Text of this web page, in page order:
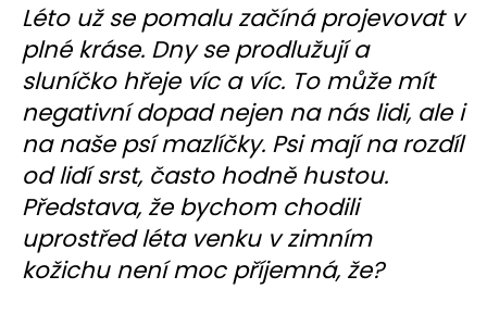
Léto už se pomalu začíná projevovat v
plné kráse. Dny se prodlužují a
sluníčko hřeje víc a víc. To může mít
negativní dopad nejen na nás lidi, ale i
na naše psí mazlíčky. Psi mají na rozdíl
od lidí srst, často hodně hustou.
Představa, že bychom chodili
uprostřed léta venku v zimním
kožichu není moc příjemná, že?
t
ř
e
b
u
j
e
t
e
n